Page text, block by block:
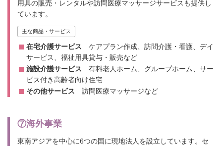
用具の販売・レンタルや訪問医療マッサージサービスも提供し
ています。
主な商品・サービス
在宅介護サービス ケアプラン作成、訪問介護・看護、デイ
サービス、福祉用具貸与・販売など
施設介護サービス 有料老人ホーム、グループホーム、サー
ビス付き高齢者向け住宅
その他サービス 訪問医療マッサージなど
⑦海外事業
東南アジアを中心に6つの国に現地法人を設立しています。セ